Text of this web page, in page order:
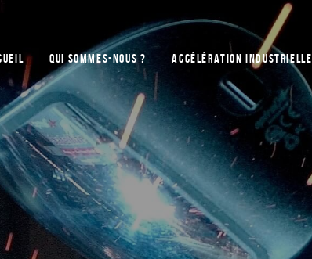
QUI SOMMES-NOUS ? ACCÉLÉRATION INDUSTRIELLE